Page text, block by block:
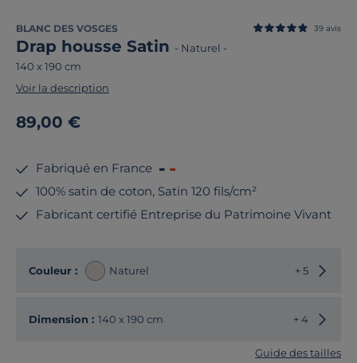
BLANC DES VOSGES
Drap housse Satin - Naturel -
140 x 190 cm
39 avis
Voir la description
89,00 €
Fabriqué en France
100% satin de coton, Satin 120 fils/cm²
Fabricant certifié Entreprise du Patrimoine Vivant
Couleur : Naturel + 5
Dimension : 140 x 190 cm + 4
Guide des tailles